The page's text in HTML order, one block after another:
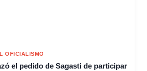
OFICIALISMO
el pedido de Sagasti de participar